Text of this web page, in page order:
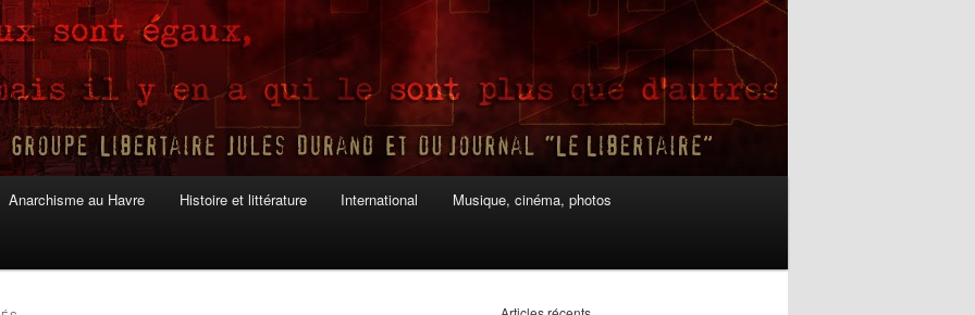
Anarchisme au Havre Histoire et littérature International Musique, cinéma, photos